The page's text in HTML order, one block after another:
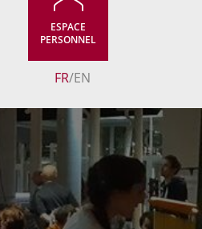
ESPACE
PERSONNEL
FR EN